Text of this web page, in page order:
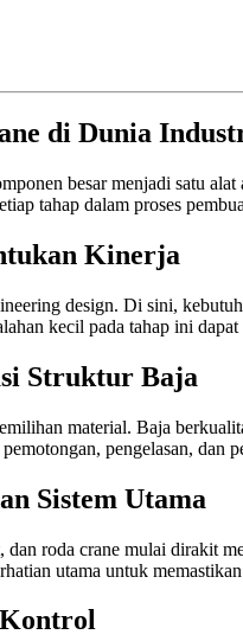
di Dunia
besar menjadi satu
tahap dalam proses
Kinerja
design. Di sini,
kecil pada tahap ini
Struktur Baja
material. Baja
pengelasan, dan
Sistem Utama
roda crane mulai dirakit
utama untuk